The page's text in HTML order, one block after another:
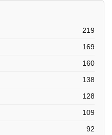
219
169
160
138
128
109
92